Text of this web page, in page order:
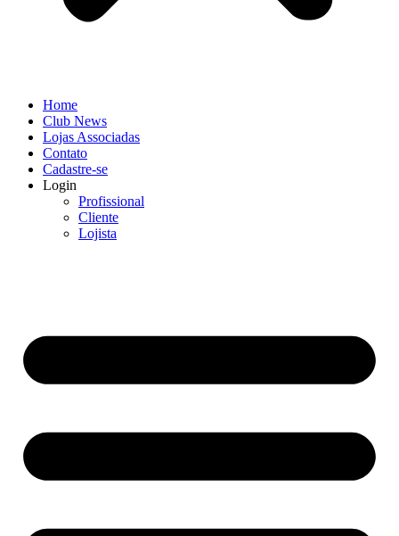
Home
Club News
Lojas Associadas
Contato
Cadastre-se
Login
Profissional
Cliente
Lojista